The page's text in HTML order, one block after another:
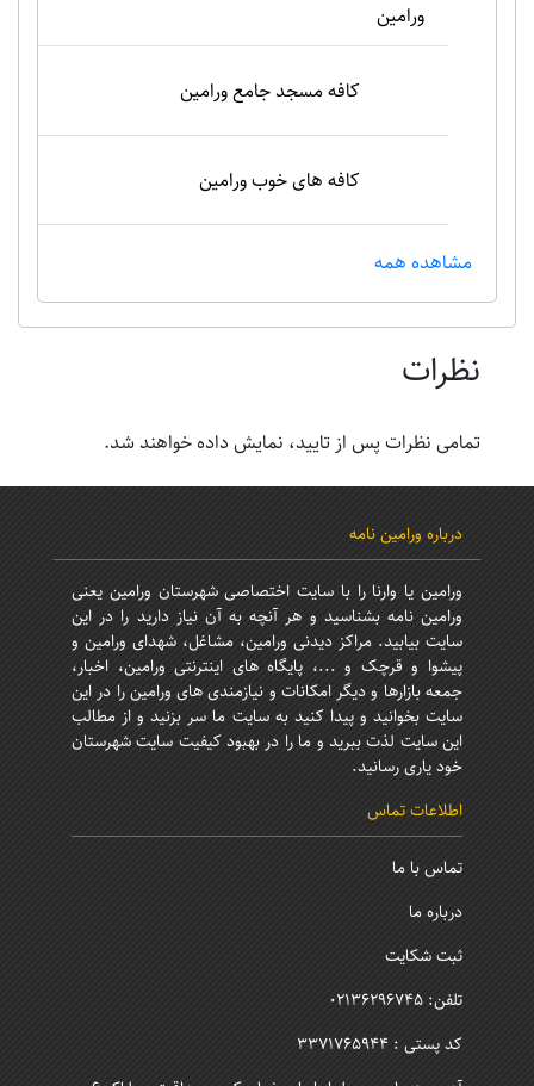
ورامین
کافه مسجد جامع ورامین
کافه های خوب ورامین
مشاهده همه
نظرات
تمامی نظرات پس از تایید، نمایش داده خواهند شد.
درباره ورامین نامه
ورامین یا وارنا را با سایت اختصاصی شهرستان ورامین یعنی
ورامین نامه بشناسید و هر آنچه به آن نیاز دارید را در این
سایت بیابید. مراکز دیدنی ورامین، مشاغل، شهدای ورامین و
پیشوا و قرچک و ...، پایگاه های اینترنتی ورامین، اخبار،
جمعه بازارها و دیگر امکانات و نیازمندی های ورامین را در این
سایت بخوانید و پیدا کنید به سایت ما سر بزنید و از مطالب
این سایت لذت ببرید و ما را در بهبود کیفیت سایت شهرستان
خود یاری رسانید.
اطلاعات تماس
تماس با ما
درباره ما
ثبت شکایت
تلفن: 02136296745
کد پستی : 3371765944